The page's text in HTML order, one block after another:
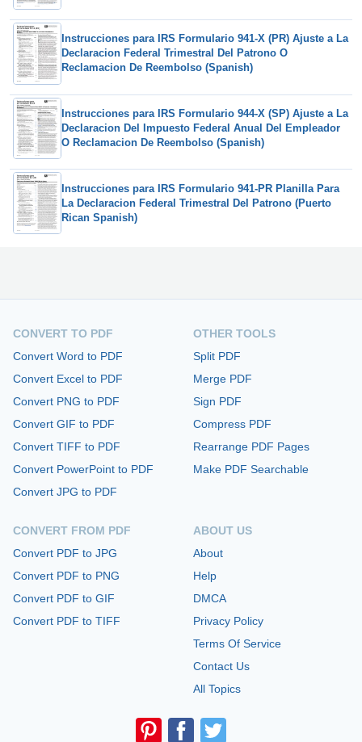
Instrucciones para IRS Formulario 941-X (PR) Ajuste a La
Declaracion Federal Trimestral Del Patrono O
Reclamacion De Reembolso (Spanish)
Instrucciones para IRS Formulario 944-X (SP) Ajuste a La
Declaracion Del Impuesto Federal Anual Del Empleador
O Reclamacion De Reembolso (Spanish)
Instrucciones para IRS Formulario 941-PR Planilla Para
La Declaracion Federal Trimestral Del Patrono (Puerto
Rican Spanish)
CONVERT TO PDF
Convert Word to PDF
Convert Excel to PDF
Convert PNG to PDF
Convert GIF to PDF
Convert TIFF to PDF
Convert PowerPoint to PDF
Convert JPG to PDF
CONVERT FROM PDF
Convert PDF to JPG
Convert PDF to PNG
Convert PDF to GIF
Convert PDF to TIFF
OTHER TOOLS
Split PDF
Merge PDF
Sign PDF
Compress PDF
Rearrange PDF Pages
Make PDF Searchable
ABOUT US
About
Help
DMCA
Privacy Policy
Terms Of Service
Contact Us
All Topics